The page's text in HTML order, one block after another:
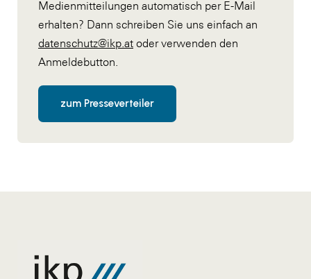
Medienmitteilungen automatisch per E-Mail
erhalten? Dann schreiben Sie uns einfach an
datenschutz@ikp.at oder verwenden den
Anmeldebutton.
zum Presseverteiler